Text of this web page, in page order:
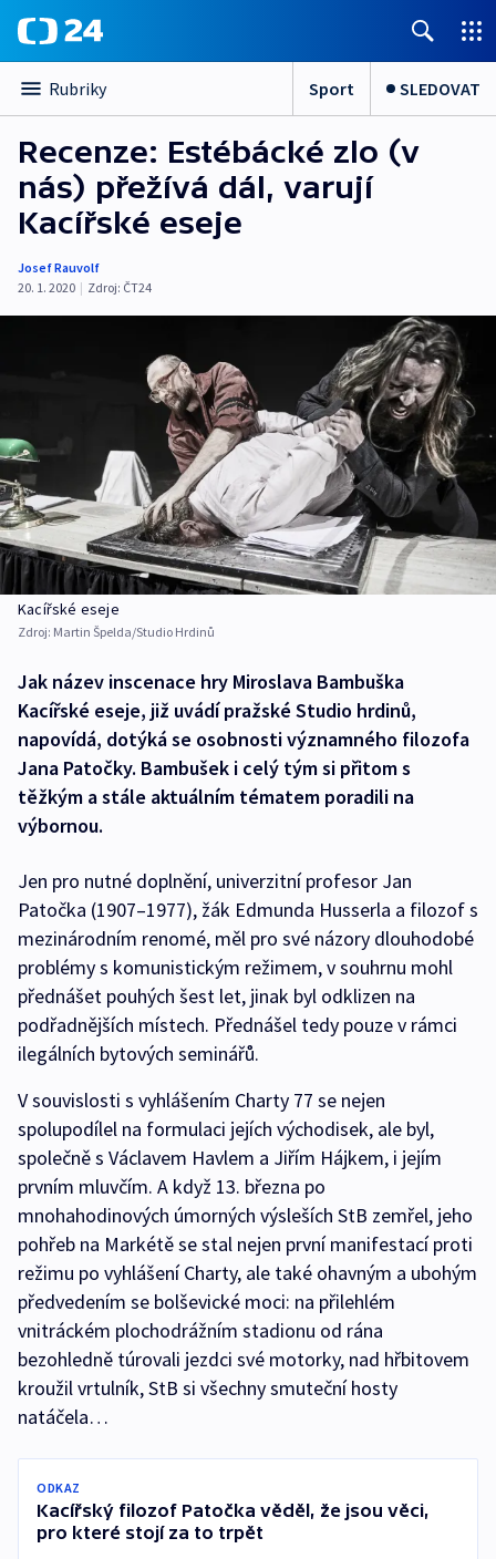
Rubriky Sport SLEDOVAT
Recenze: Estébácké zlo (v
nás) přežívá dál, varují
Kacířské eseje
Josef Rauvolf
20. 1. 2020 | Zdroj: ČT24
Kacířské eseje
Zdroj: Martin Špelda/Studio Hrdinů
Jak název inscenace hry Miroslava Bambuška
Kacířské eseje, již uvádí pražské Studio hrdinů,
napovídá, dotýká se osobnosti významného filozofa
Jana Patočky. Bambušek i celý tým si přitom s
těžkým a stále aktuálním tématem poradili na
výbornou.
Jen pro nutné doplnění, univerzitní profesor Jan
Patočka (1907–1977), žák Edmunda Husserla a filozof s
mezinárodním renomé, měl pro své názory dlouhodobé
problémy s komunistickým režimem, v souhrnu mohl
přednášet pouhých šest let, jinak byl odklizen na
podřadnějších místech. Přednášel tedy pouze v rámci
ilegálních bytových seminářů.
V souvislosti s vyhlášením Charty 77 se nejen
spolupodílel na formulaci jejích východisek, ale byl,
společně s Václavem Havlem a Jiřím Hájkem, i jejím
prvním mluvčím. A když 13. března po
mnohahodinových úmorných výsleších StB zemřel, jeho
pohřeb na Markétě se stal nejen první manifestací proti
režimu po vyhlášení Charty, ale také ohavným a ubohým
předvedením se bolševické moci: na přilehlém
vnitráckém plochodrážním stadionu od rána
bezohledně túrovali jezdci své motorky, nad hřbitovem
kroužil vrtulník, StB si všechny smuteční hosty
natáčela…
ODKAZ
Kacířský filozof Patočka věděl, že jsou věci,
pro které stojí za to trpět